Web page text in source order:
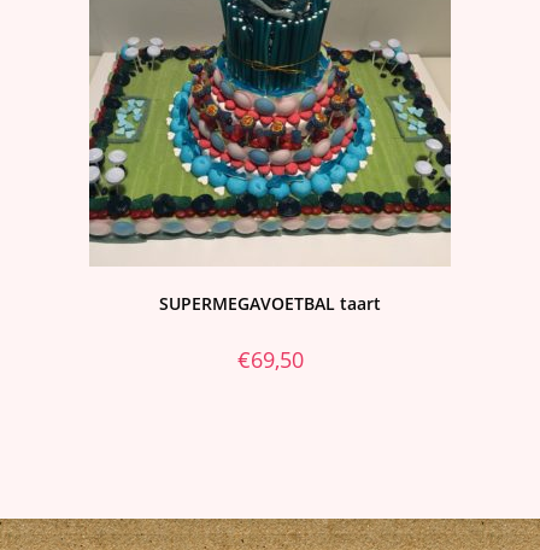
SUPERMEGAVOETBAL taart
€69,50